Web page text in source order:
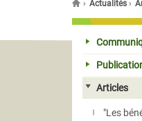
Vous êtes ici
› Actualités ›
Articles
"Les